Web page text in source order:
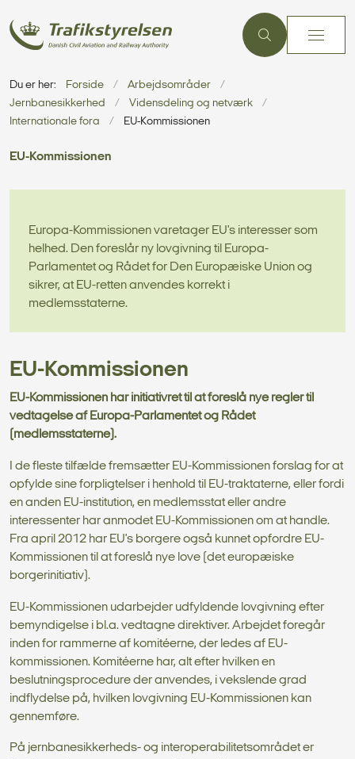
Du er her: Forside
Arbejdsområder
Jernbanesikkerhed
Vidensdeling og netværk
Internationale fora
EU-Kommissionen
EU-Kommissionen
Europa-Kommissionen varetager EU's interesser som
helhed. Den foreslår ny lovgivning til Europa-
Parlamentet og Rådet for Den Europæiske Union og
sikrer, at EU-retten anvendes korrekt i
medlemsstaterne.
EU-Kommissionen
EU-Kommissionen har initiativret til at foreslå nye regler til
vedtagelse af Europa-Parlamentet og Rådet
(medlemsstaterne).
I de fleste tilfælde fremsætter EU-Kommissionen forslag for at
opfylde sine forpligtelser i henhold til EU-traktaterne, eller fordi
en anden EU-institution, en medlemsstat eller andre
interessenter har anmodet EU-Kommissionen om at handle.
Fra april 2012 har EU's borgere også kunnet opfordre EU-
Kommissionen til at foreslå nye love (det europæiske
borgerinitiativ).
EU-Kommissionen udarbejder udfyldende lovgivning efter
bemyndigelse i bl.a. vedtagne direktiver. Arbejdet foregår
inden for rammerne af komitéerne, der ledes af EU-
kommissionen. Komitéerne har, alt efter hvilken en
beslutningsprocedure der anvendes, i vekslende grad
indflydelse på, hvilken lovgivning EU-Kommissionen kan
gennemføre.
På jernbanesikkerheds- og interoperabilitetsområdet er